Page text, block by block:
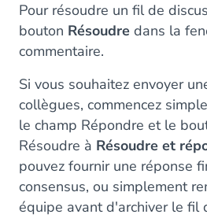
Pour résoudre un fil de
bouton Résoudre dans la
commentaire.
Si vous souhaitez envoyer
collègues, commencez
le champ Répondre et le
Résoudre à Résoudre et
pouvez fournir une réponse
consensus, ou simplement
équipe avant d'archiver le fil